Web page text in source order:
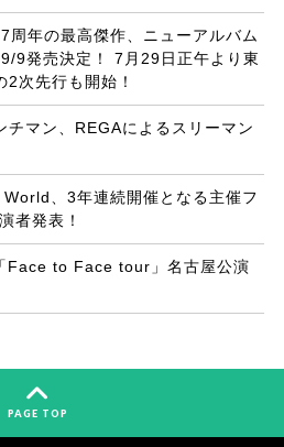
周年の最高傑作、ニューアルバム
9発売決定！ 7月29日正午より東
次先行も開始！
チマン、REGAによるスリーマン
、3年連続開催となる主催フ
者発表！
Face to Face tour」名古屋公演
PAGE TOP